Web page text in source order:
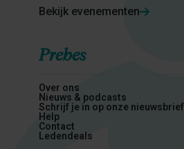
Bekijk evenementen
Prebes
Over ons
Nieuws & podcasts
Schrijf je in op onze nieuwsbrief
Help
Contact
Ledendeals